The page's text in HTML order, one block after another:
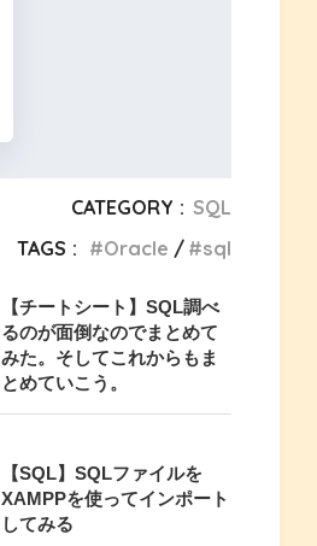
CATEGORY : SQL
TAGS :
Oracle sql
【チートシート】SQL調べ
るのが面倒なのでまとめて
みた。そしてこれからもま
とめていこう。
【SQL】SQLファイルを
XAMPPを使ってインポート
してみる